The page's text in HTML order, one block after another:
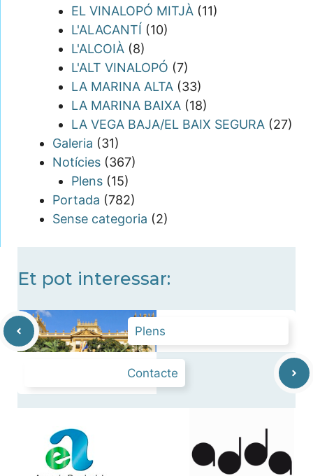
EL VINALOPÓ MITJÀ (11)
L'ALACANTÍ (10)
L'ALCOIÀ (8)
L'ALT VINALOPÓ (7)
LA MARINA ALTA (33)
LA MARINA BAIXA (18)
LA VEGA BAJA/EL BAIX SEGURA (27)
Galeria (31)
Notícies (367)
Plens (15)
Portada (782)
Sense categoria (2)
Et pot interessar:
Plens
Contacte